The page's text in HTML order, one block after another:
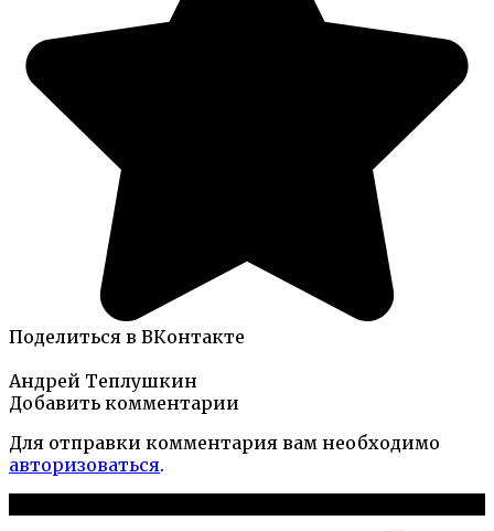
Поделиться в ВКонтакте
Андрей Теплушкин
Добавить комментарии
Для отправки комментария вам необходимо
авторизоваться.